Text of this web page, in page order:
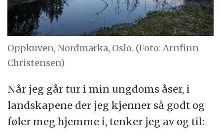
Oppkuven, Nordmarka, Oslo. (Foto: Arnfinn
Christensen)
Når jeg går tur i min ungdoms åser, i
landskapene der jeg kjenner så godt og
føler meg hjemme i, tenker jeg av og til: